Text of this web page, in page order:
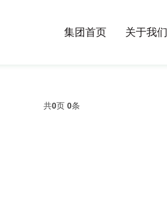
集团首页 关于我们
共0页 0条